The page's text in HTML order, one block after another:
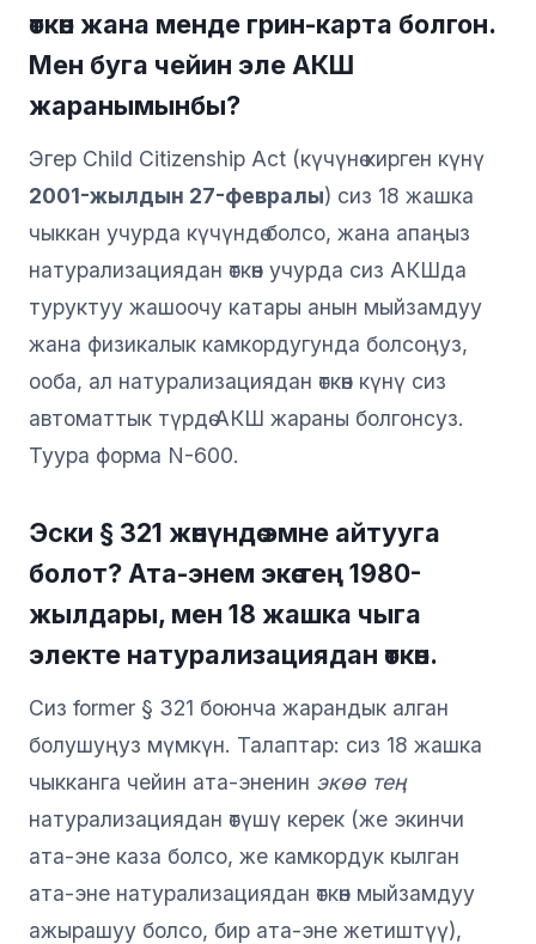
өткөн жана менде грин-карта болгон.
Мен буга чейин эле АКШ
жаранымынбы?
Эгер Child Citizenship Act (күчүнө кирген күнү
2001-жылдын 27-февралы) сиз 18 жашка
чыккан учурда күчүндө болсо, жана апаңыз
натурализациядан өткөн учурда сиз АКШда
туруктуу жашоочу катары анын мыйзамдуу
жана физикалык камкордугунда болсоңуз,
ооба, ал натурализациядан өткөн күнү сиз
автоматтык түрдө АКШ жараны болгонсуз.
Туура форма N-600.
Эски § 321 жөнүндө эмне айтууга
болот? Ата-энем экөө тең 1980-
жылдары, мен 18 жашка чыга
электе натурализациядан өткөн.
Сиз former § 321 боюнча жарандык алган
болушуңуз мүмкүн. Талаптар: сиз 18 жашка
чыкканга чейин ата-эненин экөө тең
натурализациядан өтүшү керек (же экинчи
ата-эне каза болсо, же камкордук кылган
ата-эне натурализациядан өткөн мыйзамдуу
ажырашуу болсо, бир ата-эне жетиштүү),